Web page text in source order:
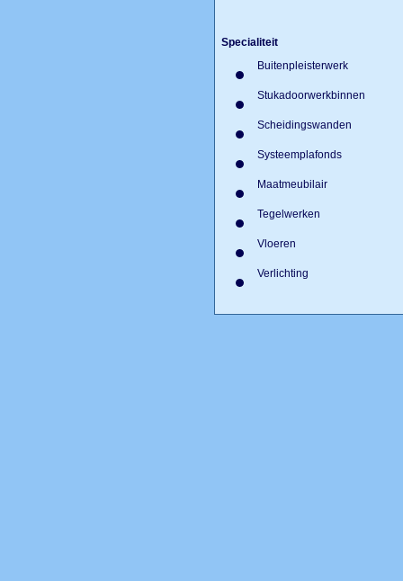
Specialiteit
Buitenpleisterwerk
Stukadoorwerkbinnen
Scheidingswanden
Systeemplafonds
Maatmeubilair
Tegelwerken
Vloeren
Verlichting